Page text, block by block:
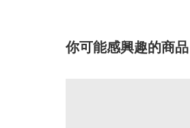
你可能感興趣的商品